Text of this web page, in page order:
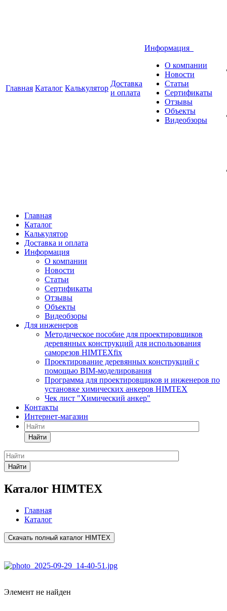
Главная Каталог Калькулятор
Доставка
и оплата
Информация
О компании
Новости
Статьи
Сертификаты
Отзывы
Объекты
Видеобзоры
Главная
Каталог
Калькулятор
Доставка и оплата
Информация
О компании
Новости
Статьи
Сертификаты
Отзывы
Объекты
Видеобзоры
Для инженеров
Методическое пособие для проектировщиков
деревянных конструкций для использования
саморезов HIMTEXfix
Проектирование деревянных конструкций с
помощью BIM-моделирования
Программа для проектировщиков и инженеров по
установке химических анкеров HIMTEX
Чек лист "Химический анкер"
Контакты
Интернет-магазин
Найти
Найти
Каталог HIMTEX
Главная
Каталог
Скачать полный каталог HIMTEX
Элемент не найден